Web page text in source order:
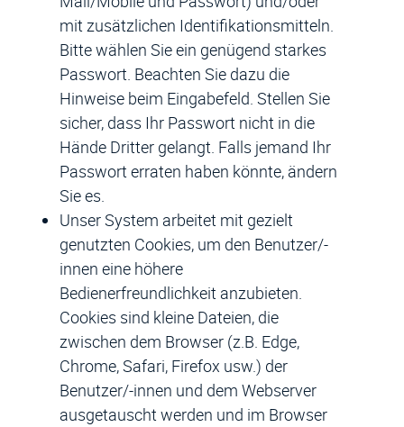
mit zusätzlichen Identifikationsmitteln.
Bitte wählen Sie ein genügend starkes
Passwort. Beachten Sie dazu die
Hinweise beim Eingabefeld. Stellen Sie
sicher, dass Ihr Passwort nicht in die
Hände Dritter gelangt. Falls jemand Ihr
Passwort erraten haben könnte, ändern
Sie es.
Unser System arbeitet mit gezielt
genutzten Cookies, um den Benutzer/-
innen eine höhere
Bedienerfreundlichkeit anzubieten.
Cookies sind kleine Dateien, die
zwischen dem Browser (z.B. Edge,
Chrome, Safari, Firefox usw.) der
Benutzer/-innen und dem Webserver
ausgetauscht werden und im Browser